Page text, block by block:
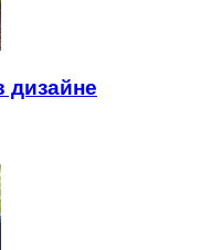
дизайне